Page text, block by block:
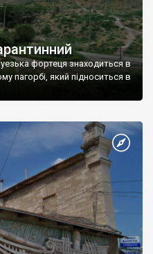
фортеця знаходиться в
пагорбі, який підноситься в